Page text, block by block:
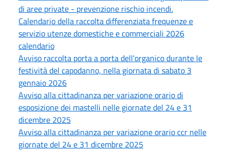
di aree private - prevenzione rischio incendi.
Calendario della raccolta differenziata frequenze e
servizio utenze domestiche e commerciali 2026
calendario
Avviso raccolta porta a porta dell'organico durante le
festività del capodanno, nella giornata di sabato 3
gennaio 2026
Avviso alla cittadinanza per variazione orario di
esposizione dei mastelli nelle giornate del 24 e 31
dicembre 2025
Avviso alla cittadinanza per variazione orario ccr nelle
giornate del 24 e 31 dicembre 2025